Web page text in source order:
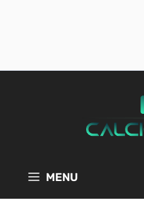
MENU